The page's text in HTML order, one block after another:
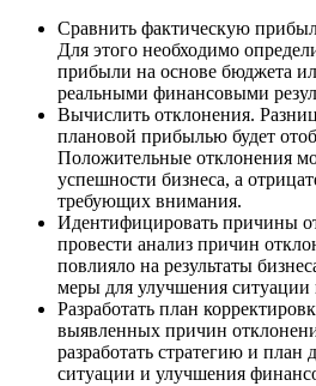
Сравнить фактическую
Для этого необходимо
прибыли на основе бюджета
реальными финансовыми
Вычислить отклонения.
плановой прибылью будет
Положительные отклонения
успешности бизнеса, а
требующих внимания.
Идентифицировать причины
провести анализ причин
повлияло на результаты
меры для улучшения ситуации
Разработать план
выявленных причин
разработать стратегию и план
ситуации и улучшения